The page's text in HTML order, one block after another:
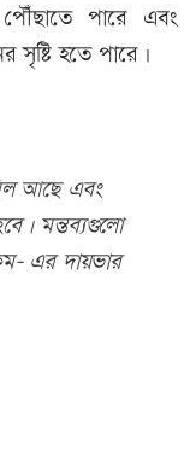
পৌঁছাতে পারে এবং
সৃষ্টি হতে পারে।
আছে এবং
মন্তব্যগুলো
এর দায়ভার